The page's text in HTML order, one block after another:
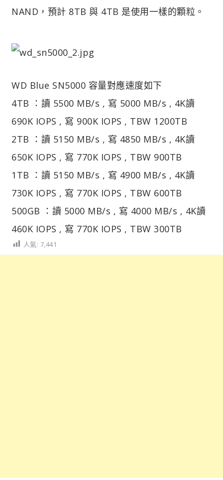
NAND，預計 8TB 與 4TB 是使用一樣的顆粒。
WD Blue SN5000 容量對應速度如下
4TB ：讀 5500 MB/s , 寫 5000 MB/s , 4K讀
690K IOPS , 寫 900K IOPS , TBW 1200TB
2TB ：讀 5150 MB/s , 寫 4850 MB/s , 4K讀
650K IOPS , 寫 770K IOPS , TBW 900TB
1TB ：讀 5150 MB/s , 寫 4900 MB/s , 4K讀
730K IOPS , 寫 770K IOPS , TBW 600TB
500GB ：讀 5000 MB/s , 寫 4000 MB/s , 4K讀
460K IOPS , 寫 770K IOPS , TBW 300TB
人氣: 7,441